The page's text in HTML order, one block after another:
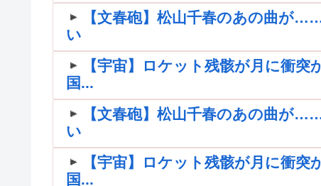
【文春砲】松山千春のあの曲が
い
【宇宙】ロケット残骸が月に衝
国...
【文春砲】松山千春のあの曲が
い
【宇宙】ロケット残骸が月に衝
国...